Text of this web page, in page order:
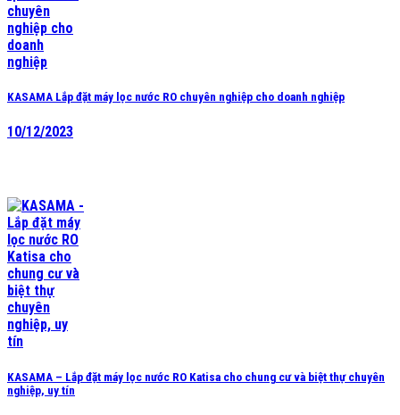
KASAMA Lắp đặt máy lọc nước RO chuyên nghiệp cho doanh nghiệp
10/12/2023
KASAMA – Lắp đặt máy lọc nước RO Katisa cho chung cư và biệt thự chuyên
nghiệp, uy tín